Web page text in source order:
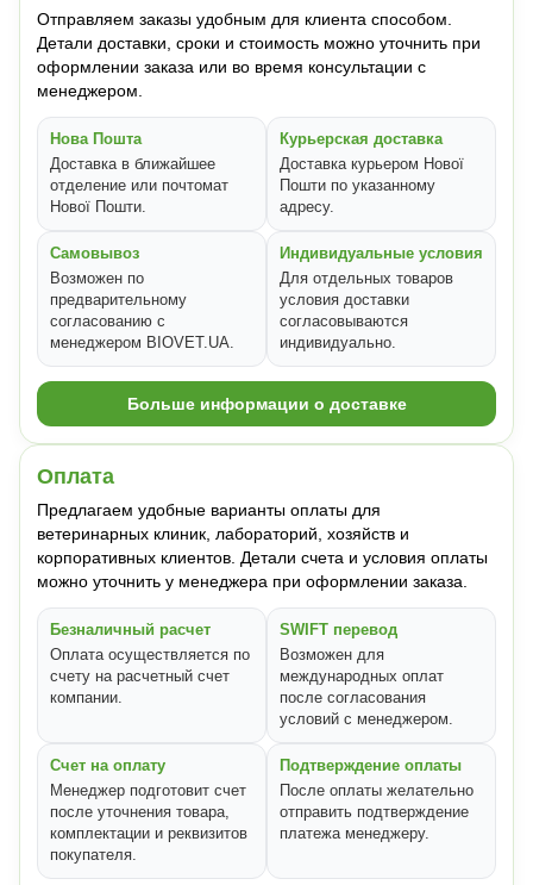
Отправляем заказы удобным для клиента способом.
Детали доставки, сроки и стоимость можно уточнить при
оформлении заказа или во время консультации с
менеджером.
Нова Пошта
Доставка в ближайшее
отделение или почтомат
Нової Пошти.
Курьерская доставка
Доставка курьером Нової
Пошти по указанному
адресу.
Самовывоз
Возможен по
предварительному
согласованию с
менеджером BIOVET.UA.
Индивидуальные условия
Для отдельных товаров
условия доставки
согласовываются
индивидуально.
Больше информации о доставке
Оплата
Предлагаем удобные варианты оплаты для
ветеринарных клиник, лабораторий, хозяйств и
корпоративных клиентов. Детали счета и условия оплаты
можно уточнить у менеджера при оформлении заказа.
Безналичный расчет
Оплата осуществляется по
счету на расчетный счет
компании.
SWIFT перевод
Возможен для
международных оплат
после согласования
условий с менеджером.
Счет на оплату
Менеджер подготовит счет
после уточнения товара,
комплектации и реквизитов
покупателя.
Подтверждение оплаты
После оплаты желательно
отправить подтверждение
платежа менеджеру.